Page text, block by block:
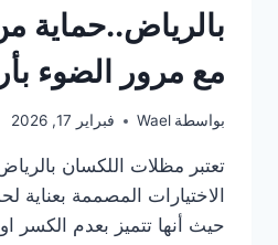
مع مرور الضوء
بواسطة Wael فبراير 17, 2026
تعتبر مظلات اللكسان
الاختيارات المصممة بعناية
حيث أنها تتميز بعدم الكسر